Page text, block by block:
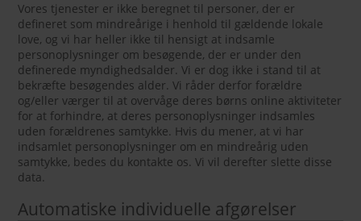
Vores tjenester er ikke beregnet til personer, der er
defineret som mindreårige i henhold til gældende lokale
love, og vi har heller ikke til hensigt at indsamle
personoplysninger om besøgende, der er under den
definerede myndighedsalder. Vi er dog ikke i stand til at
bekræfte besøgendes alder. Vi råder derfor forældre
og/eller værger til at overvåge deres børns online aktiviteter
for at forhindre, at deres personoplysninger indsamles
uden forældrenes samtykke. Hvis du mener, at vi har
indsamlet personoplysninger om en mindreårig uden
samtykke, bedes du kontakte os. Vi vil derefter slette disse
data.
Automatiske individuelle afgørelser